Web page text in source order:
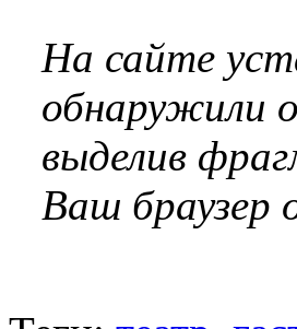
На сайте
обнаружили
выделив
Ваш браузер